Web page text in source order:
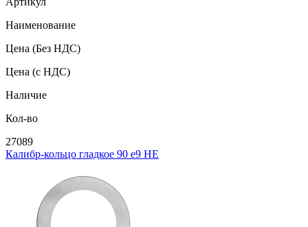
Наименование
Цена (Без НДС)
Цена (с НДС)
Наличие
Кол-во
27089
Калибр-кольцо гладкое 90 e9 НЕ